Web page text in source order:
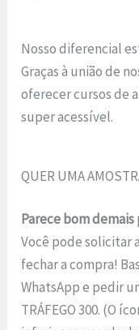
Nosso diferencial
Graças à união de
oferecer cursos de
super acessível.
QUER UMA
Parece bom
Você pode solicitar
fechar a compra!
WhatsApp e pedir
TRÁFEGO 300. (O